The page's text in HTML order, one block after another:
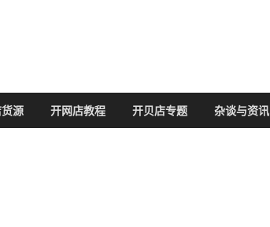
源 开网店教程 开贝店专题 杂谈与资讯